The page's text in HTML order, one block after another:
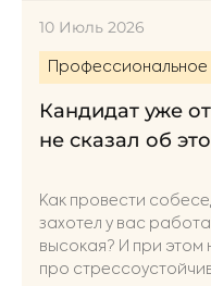
10 Июль 2026
Профессиональное
Кандидат уже
не сказал об
Как провести
захотел у вас
высокая? И при этом
про